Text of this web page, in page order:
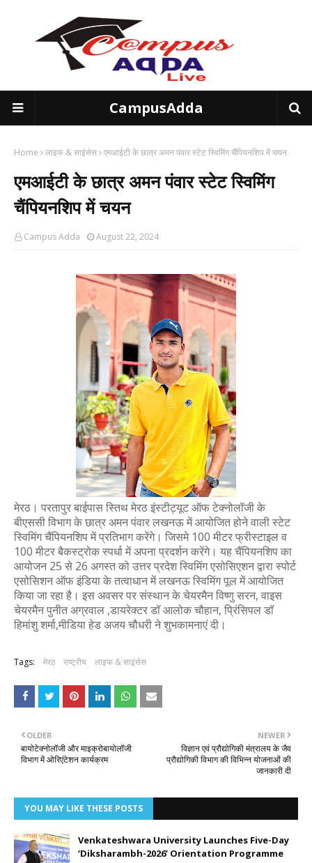
CampusAdda
Home लाइफ & साइंसेस एमआईटी के छात्र अमन पंवार स्टेट स्विमिंग चैंपियनशिप में चयन
एमआईटी के छात्र अमन पंवार स्टेट स्विमिंग
चैंपियनशिप में चयन
Campus Adda August 22, 2024
मेरठ। परतापुर बाईपास स्तिथ मेरठ इंस्टीट्यूट ऑफ टेक्नोलॉजी के
बीएससी विभाग के छात्र अमन पंवार लखनऊ में आयोजित होने वाली स्टेट
स्विमिंग चैंपियनशिप में प्रतिभाग करेंगे। जिसमे 100 मीटर फ्रीस्टाइल व
100 मीटर बैकस्ट्रोक स्पर्धा में अपना प्रदर्शन करेंगे। यह चैंपियनशिप का
आयोजन 25 से 26 अगस्त को उत्तर प्रदेश स्विमिंग एसोसिएशन द्वारा स्पोर्ट
एसोसिशन ऑफ इंडिया के तत्वाधान में लखनऊ स्विमिंग पूल में आयोजित
किया जा रहा है। इस अवसर पर संस्थान के चेयरमैन विष्णु सरन, वाइस
चेयरमैन पुनीत अग्रवाल ,डायरेक्टर डॉ आलोक चौहान, प्रिंसिपल डॉ
हिमांशु शर्मा,मीडिया हेड अजय चौधरी ने शुभकामनाएं दी।
Tags: मेरठ राष्ट्रीय लाइफ & साइंसेस
NEWER
विज्ञान एवं प्रौद्योगिकी मंत्रालय के जैव
प्रौद्योगिकी विभाग की विभिन्न योजनाओं की
जानकारी दी
OLDER
बायोटेक्नोलॉजी और माइक्रोबायोलॉजी
विभाग में ओरिएंटेशन कार्यक्रम
YOU MAY LIKE THESE POSTS
Venkateshwara University Launches Five-Day
‘Diksharambh-2026’ Orientation Programme